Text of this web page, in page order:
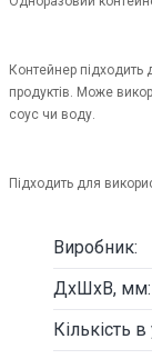
Контейнер підходить
продуктів. Може
соус чи воду.
Підходить для
Виробник:
ДxШхВ, мм:
Кількість